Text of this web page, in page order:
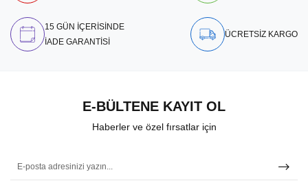
15 GÜN İÇERİSİNDE
İADE GARANTİSİ
ÜCRETSİZ KARGO
E-BÜLTENE KAYIT OL
Haberler ve özel fırsatlar için